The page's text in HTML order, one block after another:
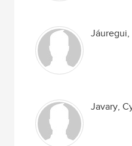
Jáuregui,
Javary,